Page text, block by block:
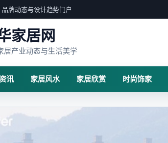
牌动态与设计趋势门户
家居网
居产业动态与生活美学
讯 家居风水 家居欣赏 时尚饰家